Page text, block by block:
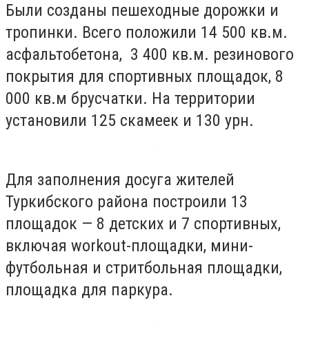
Были созданы пешеходные дорожки и
тропинки. Всего положили 14 500 кв.м.
асфальтобетона, 3 400 кв.м. резинового
покрытия для спортивных площадок, 8
000 кв.м брусчатки. На территории
установили 125 скамеек и 130 урн.
Для заполнения досуга жителей
Туркибского района построили 13
площадок — 8 детских и 7 спортивных,
включая workout-площадки, мини-
футбольная и стритбольная площадки,
площадка для паркура.